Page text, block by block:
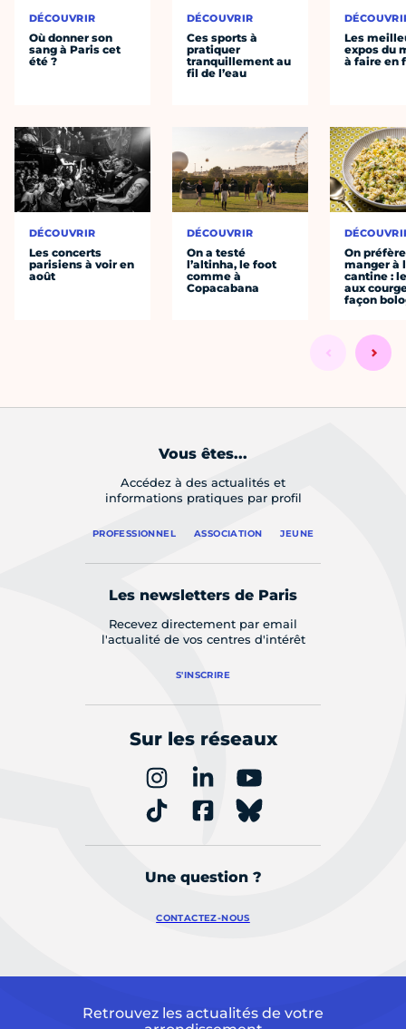
DÉCOUVRIR
Où donner son
sang à Paris cet
été ?
DÉCOUVRIR
Les concerts
parisiens à voir en
août
DÉCOUVRIR
Ces sports à
pratiquer
tranquillement au
fil de l’eau
DÉCOUVRIR
On a testé
l’altinha, le foot
comme à
Copacabana
Les
expos du
à faire en
On préfère
manger à
cantine :
aux
façon
Vous êtes...
Accédez à des actualités et
informations pratiques par profil
PROFESSIONNEL ASSOCIATION JEUNE
Les newsletters de Paris
Recevez directement par email
l'actualité de vos centres d'intérêt
S'INSCRIRE
Sur les réseaux
Une question ?
CONTACTEZ-NOUS
Retrouvez les actualités de votre